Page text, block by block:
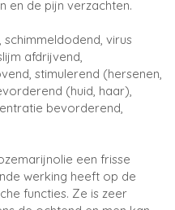
en de pijn verzachten.
virus
afdrijvend,
stimulerend (hersenen,
(huid, haar),
bevorderend,
een frisse
werking heeft op de
functies. Ze is zeer